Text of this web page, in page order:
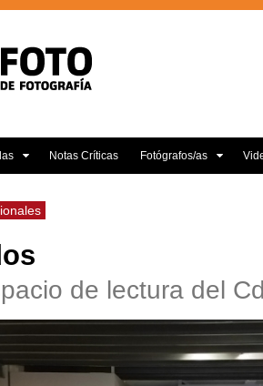
Notas Críticas Fotógrafos/as
de lectura del